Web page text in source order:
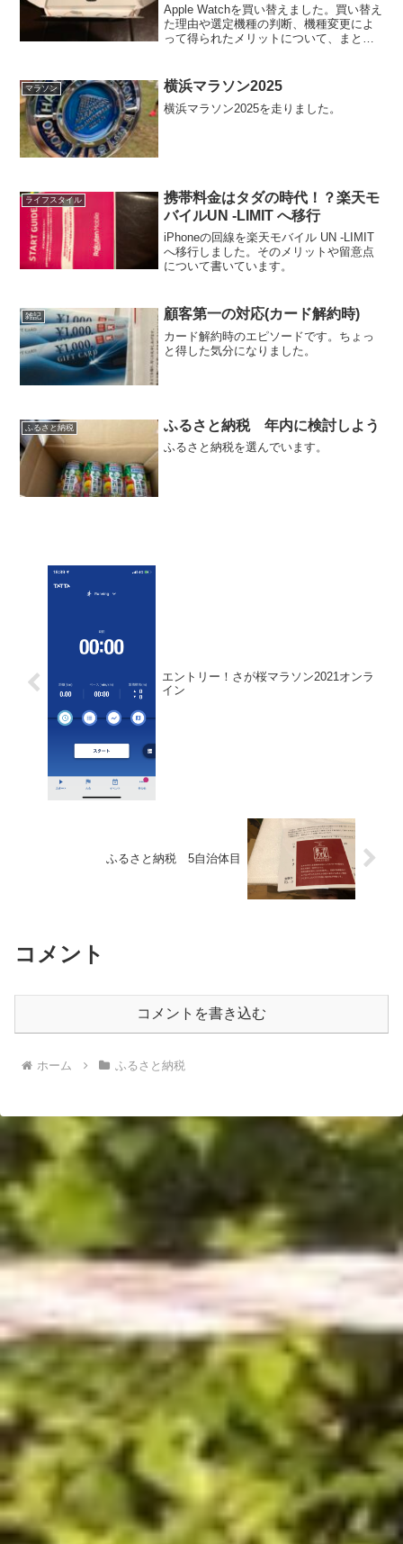
Apple Watchを買い替えました。買い替え
た理由や選定機種の判断、機種変更によ
って得られたメリットについて、まとめ
マラソン 横浜マラソン2025
横浜マラソン2025を走りました。
ライフスタイル
携帯料金はタダの時代！？楽天モ
バイルUN -LIMIT へ移行
iPhoneの回線を楽天モバイル UN -LIMIT
へ移行しました。そのメリットや留意点
について書いています。
雑記 顧客第一の対応(カード解約時)
カード解約時のエピソードです。ちょっ
と得した気分になりました。
ふるさと納税 ふるさと納税 年内に検討しよう
ふるさと納税を選んでいます。
エントリー！さが桜マラソン2021オンラ
イン
ふるさと納税 5自治体目
コメント
コメントを書き込む
ホーム ふるさと納税